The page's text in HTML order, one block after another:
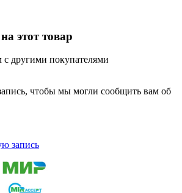
этот товар
другими покупателями
чтобы мы могли сообщить вам об
запись